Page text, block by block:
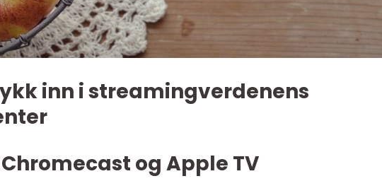
inn i streamingverdenens
og Apple TV